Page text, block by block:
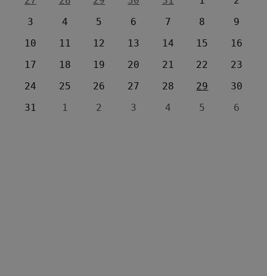
3
4 5 6 7 8
9
10
11 12 13 14 15
16
17
18 19 20 21 22
23
24
25 26 27 28 29
30
31
1 2 3 4 5 6